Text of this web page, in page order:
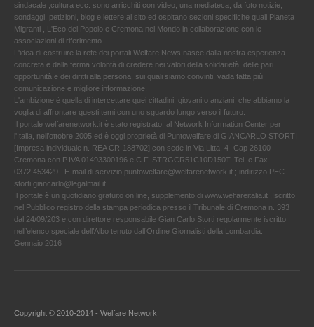
sindacale ,cultura ecc. sono arricchiti con video, una mediateca, da foto notizie,
sondaggi, petizioni, blog e lettere al sito ed ospitano sezioni specifiche quali Pianeta
Migranti , L'Eco del Popolo e Cremona nel Mondo in collaborazione con le
associazioni di riferimento.
L'idea di costruire la rete dei portali Welfare News nasce dalla nostra esperienza
concreta e dalla ferma volontà di credere nei valori della solidarietà, delle pari
opportunità e dei diritti alla persona, sui quali siamo convinti, vada fatta più
comunicazione e migliore informazione.
L'ambizione è quella di intercettare quei cittadini, giovani o anziani, che abbiamo la
voglia di affrontare questi temi con uno sguardo lungo verso il futuro.
Il portale welfarenetwork.it è stato registrato, al Network Information Center per
l'Italia, nell’ottobre 2005 ed è oggi proprietà di Puntowelfare di GIANCARLO STORTI
[Impresa individuale n. REA CR-188702] con sede in Via Litta, 4- Cap 26100
Cremona con P.IVA 01493300196 e C.F. STRGCR51C10D150T. Tel. e Fax
0372.453429 . E-mail di servizio puntowelfare@welfarenetwork.it ; indirizzo PEC
storti.giancarlo@legalmail.it
Il portale è un quotidiano gratuito on line, supplemento di www.welfareitalia.it ,Iscritto
nel Pubblico registro della stampa periodica presso il Tribunale di Cremona n. 393
dal 24/09/203 e con direttore responsabile Gian Carlo Storti regolarmente iscritto
nell’elenco speciale dell’Albo tenuto dall’Ordine Giornalisti della Lombardia.
Gennaio 2016
Copyright © 2010-2014 - Welfare Network